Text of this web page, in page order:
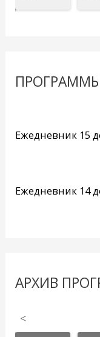
Ежедневник 15
Ежедневник 14
АРХИВ
<